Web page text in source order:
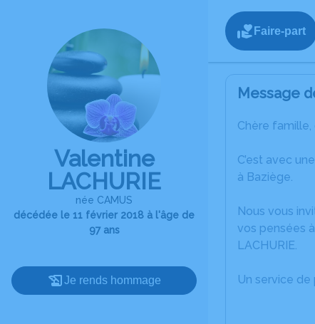
Valentine
LACHURIE
née CAMUS
décédée le 11 février 2018 à l'âge de
97 ans
Je rends hommage
Faire-part
Message
Chère famille,
C’est avec
à Baziège.
Nous vous
vos pensées
LACHURIE.
Un service de